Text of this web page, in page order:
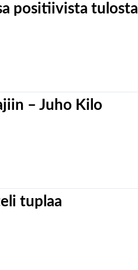
positiivista tulosta
– Juho Kilo
tuplaa